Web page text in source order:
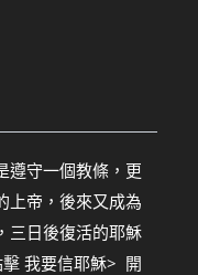
遵守一個教條，更
上帝，後來又成為
三日後復活的耶穌
擊我要信耶穌> 開